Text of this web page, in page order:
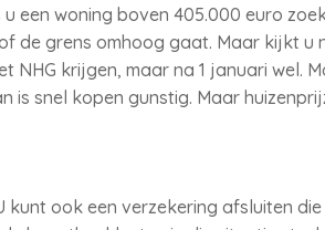
een woning boven 405.000 euro
de grens omhoog gaat. Maar kijkt u
NHG krijgen, maar na 1 januari wel.
is snel kopen gunstig. Maar
kunt ook een verzekering afsluiten